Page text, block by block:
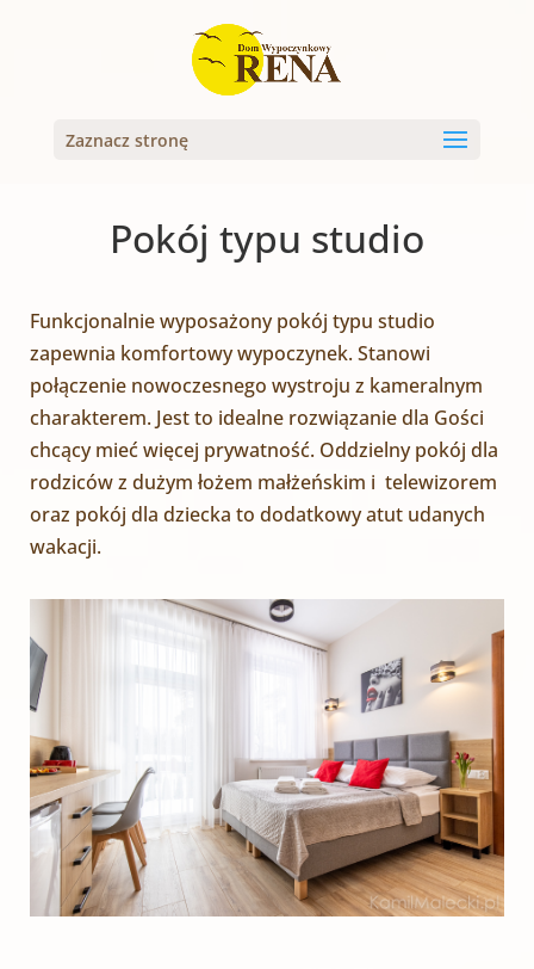
Zaznacz stronę
Pokój typu studio
Funkcjonalnie wyposażony pokój typu studio
zapewnia komfortowy wypoczynek. Stanowi
połączenie nowoczesnego wystroju z kameralnym
charakterem. Jest to idealne rozwiązanie dla Gości
chcący mieć więcej prywatność. Oddzielny pokój dla
rodziców z dużym łożem małżeńskim i telewizorem
oraz pokój dla dziecka to dodatkowy atut udanych
wakacji.